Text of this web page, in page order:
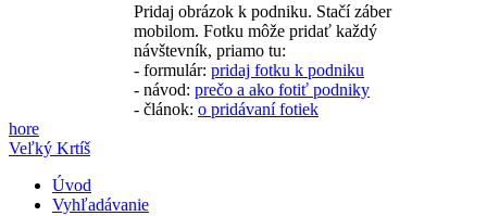
Pridaj obrázok k podniku. Stačí záber
mobilom. Fotku môže pridať každý
návštevník, priamo tu:
- formulár: pridaj fotku k podniku
- návod: prečo a ako fotiť podniky
- článok: o pridávaní fotiek
hore
Veľký Krtíš
Úvod
Vyhľadávanie